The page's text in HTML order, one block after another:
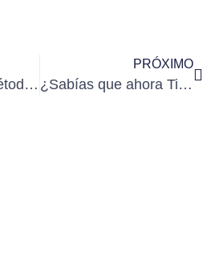
¿Cómo usar el Método Persona de forma efectiva para tu estratégia de Marketing?
PRÓXIMO
¿Sabías que ahora TikTok también es para empresas?